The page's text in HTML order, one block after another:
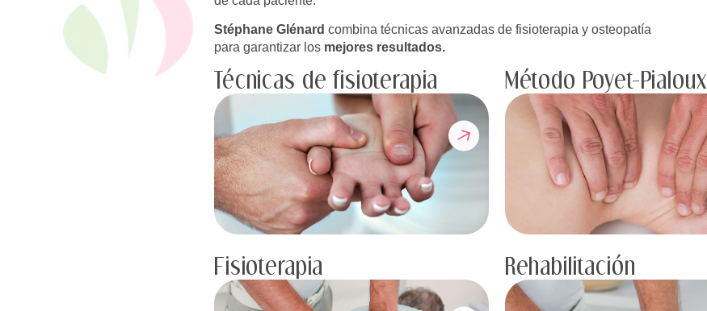
Stéphane Glénardcombina técnicas avanzadas de fisioterapia y osteopatía
para garantizar los mejores resultados.
Técnicas de fisioterapia Método Poyet-Pialoux
Fisioterapia Rehabilitación